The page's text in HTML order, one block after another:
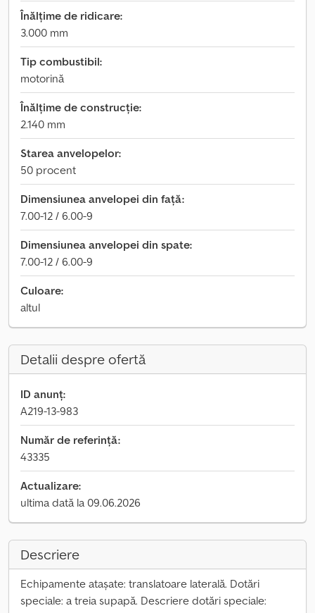
Înălțime de ridicare:
3.000 mm
Tip combustibil:
motorină
Înălțime de construcție:
2.140 mm
Starea anvelopelor:
50 procent
Dimensiunea anvelopei din față:
7.00-12 / 6.00-9
Dimensiunea anvelopei din spate:
7.00-12 / 6.00-9
Culoare:
altul
Detalii despre ofertă
ID anunț:
A219-13-983
Număr de referință:
43335
Actualizare:
ultima dată la 09.06.2026
Descriere
Echipamente atașate: translatoare laterală. Dotări
speciale: a treia supapă. Descriere dotări speciale: